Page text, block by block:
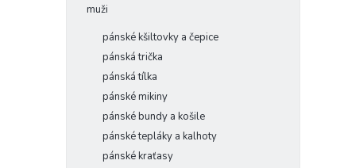
muži
pánské kšiltovky a čepice
pánská trička
pánská tílka
pánské mikiny
pánské bundy a košile
pánské tepláky a kalhoty
pánské kraťasy